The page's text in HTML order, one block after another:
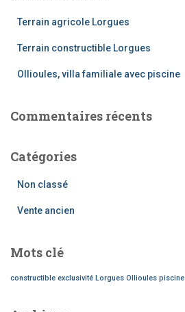
Terrain agricole Lorgues
Terrain constructible Lorgues
Ollioules, villa familiale avec piscine
Commentaires récents
Catégories
Non classé
Vente ancien
Mots clé
constructible exclusivité Lorgues Ollioules piscine